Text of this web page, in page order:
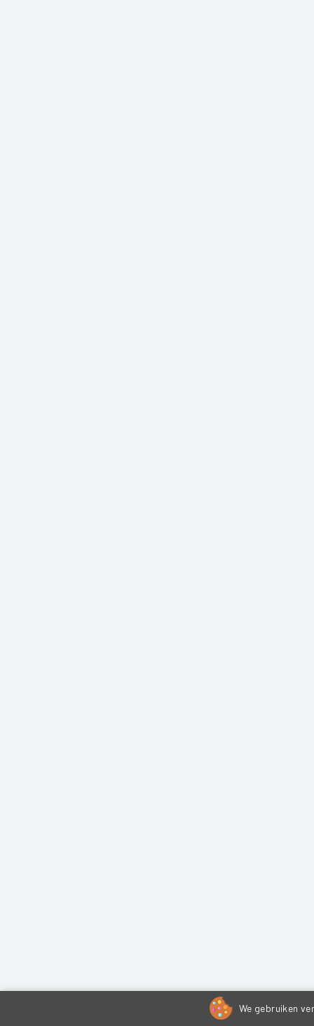
We gebruiken